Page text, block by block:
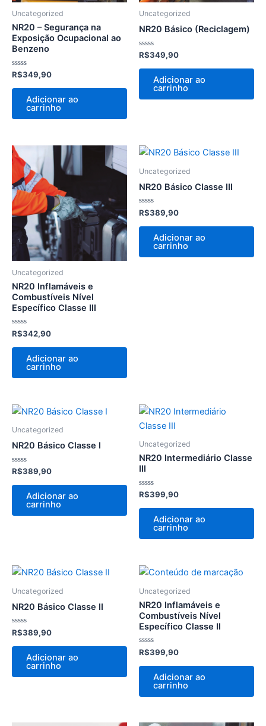
Uncategorized
NR20 – Segurança na
Exposição Ocupacional ao
Benzeno
Avaliação
de
R$349,90
Adicionar ao
carrinho
Uncategorized
NR20 Básico (Reciclagem)
Avaliação
de
R$349,90
Adicionar ao
carrinho
Uncategorized
NR20 Inflamáveis e
Combustíveis Nível
Específico Classe III
Avaliação
de
R$342,90
Adicionar ao
carrinho
Uncategorized
NR20 Básico Classe III
Avaliação
de
R$389,90
Adicionar ao
carrinho
Uncategorized
NR20 Básico Classe I
Avaliação
de
R$389,90
Adicionar ao
carrinho
Uncategorized
NR20 Intermediário Classe
III
Avaliação
de
R$399,90
Adicionar ao
carrinho
Uncategorized
NR20 Básico Classe II
Avaliação
0
de
R$389,90
Adicionar ao
carrinho
Uncategorized
NR20 Inflamáveis e
Combustíveis Nível
Específico Classe II
Avaliação
0
de
R$399,90
Adicionar ao
carrinho